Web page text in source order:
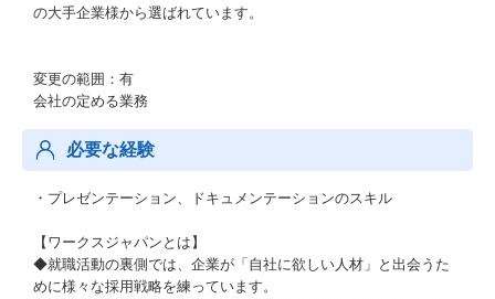
の大手企業様から選ばれています。
変更の範囲：有
会社の定める業務
必要な経験
・プレゼンテーション、ドキュメンテーションのスキル
【ワークスジャパンとは】
◆就職活動の裏側では、企業が「自社に欲しい人材」と出会うた
めに様々な採用戦略を練っています。